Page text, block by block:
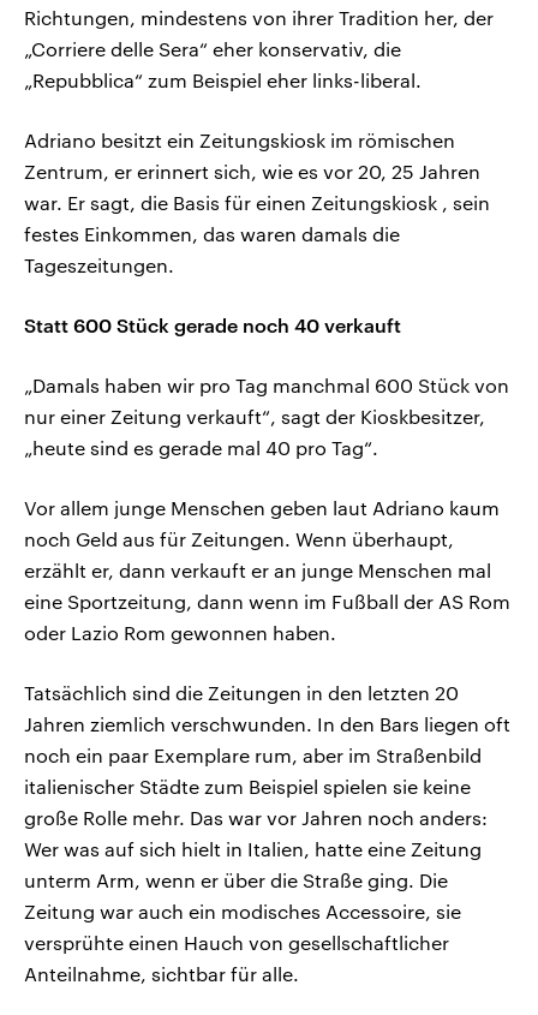
Richtungen, mindestens von ihrer Tradition her, der
„Corriere delle Sera“ eher konservativ, die
„Repubblica“ zum Beispiel eher links-liberal.
Adriano besitzt ein Zeitungskiosk im römischen
Zentrum, er erinnert sich, wie es vor 20, 25 Jahren
war. Er sagt, die Basis für einen Zeitungskiosk , sein
festes Einkommen, das waren damals die
Tageszeitungen.
Statt 600 Stück gerade noch 40 verkauft
„Damals haben wir pro Tag manchmal 600 Stück von
nur einer Zeitung verkauft“, sagt der Kioskbesitzer,
„heute sind es gerade mal 40 pro Tag“.
Vor allem junge Menschen geben laut Adriano kaum
noch Geld aus für Zeitungen. Wenn überhaupt,
erzählt er, dann verkauft er an junge Menschen mal
eine Sportzeitung, dann wenn im Fußball der AS Rom
oder Lazio Rom gewonnen haben.
Tatsächlich sind die Zeitungen in den letzten 20
Jahren ziemlich verschwunden. In den Bars liegen oft
noch ein paar Exemplare rum, aber im Straßenbild
italienischer Städte zum Beispiel spielen sie keine
große Rolle mehr. Das war vor Jahren noch anders:
Wer was auf sich hielt in Italien, hatte eine Zeitung
unterm Arm, wenn er über die Straße ging. Die
Zeitung war auch ein modisches Accessoire, sie
versprühte einen Hauch von gesellschaftlicher
Anteilnahme, sichtbar für alle.